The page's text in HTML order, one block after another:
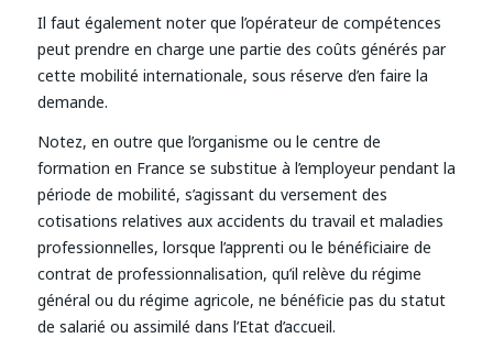
Il faut également noter que l’opérateur de compétences
peut prendre en charge une partie des coûts générés par
cette mobilité internationale, sous réserve d’en faire la
demande.
Notez, en outre que l’organisme ou le centre de
formation en France se substitue à l’employeur pendant la
période de mobilité, s’agissant du versement des
cotisations relatives aux accidents du travail et maladies
professionnelles, lorsque l’apprenti ou le bénéficiaire de
contrat de professionnalisation, qu’il relève du régime
général ou du régime agricole, ne bénéficie pas du statut
de salarié ou assimilé dans l’Etat d’accueil.